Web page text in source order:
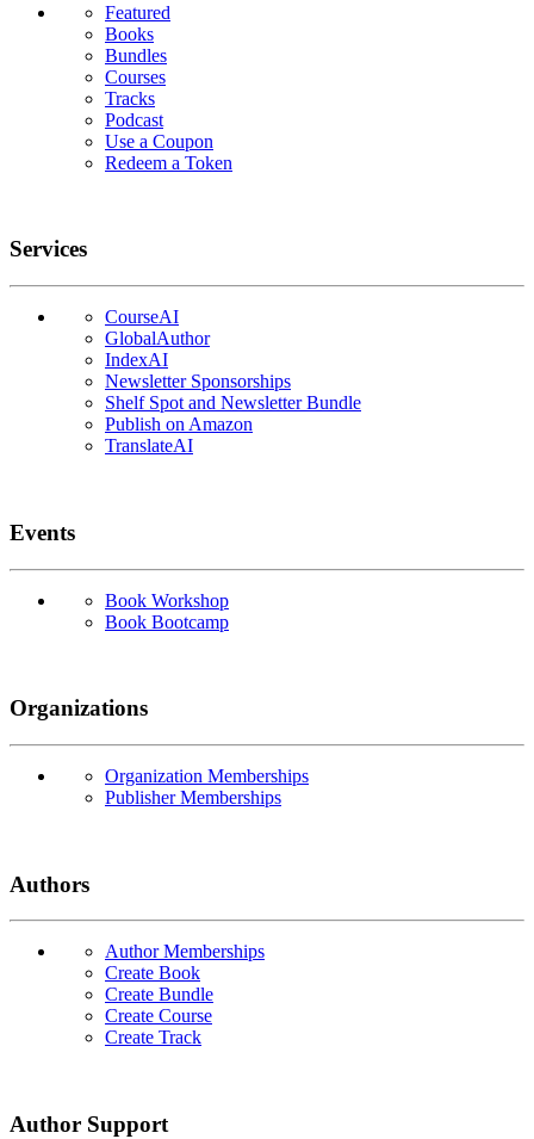
Featured
Books
Bundles
Courses
Tracks
Podcast
Use a Coupon
Redeem a Token
Services
CourseAI
GlobalAuthor
IndexAI
Newsletter Sponsorships
Shelf Spot and Newsletter Bundle
Publish on Amazon
TranslateAI
Events
Book Workshop
Book Bootcamp
Organizations
Organization Memberships
Publisher Memberships
Authors
Author Memberships
Create Book
Create Bundle
Create Course
Create Track
Author Support